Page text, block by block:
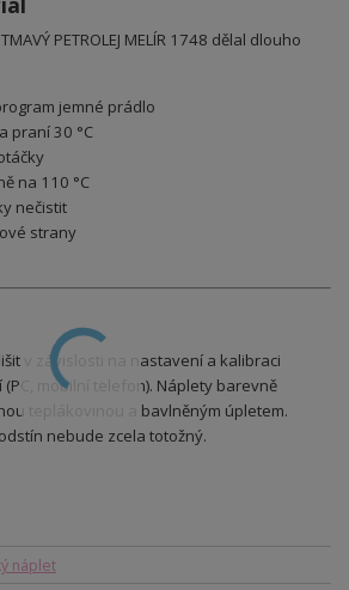
PETROLEJ MELÍR 1748 dělal dlouho
jemné prádlo
praní 30 °C
na 110 °C
nečistit
strany
v závislosti na nastavení a kalibraci
mobilní telefon). Náplety barevně
teplákovinou a bavlněným úpletem.
nebude zcela totožný.
náplet